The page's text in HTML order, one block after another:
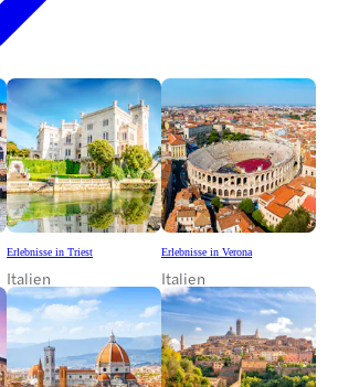
Erlebnisse in Triest
Italien
Erlebnisse in Verona
Italien